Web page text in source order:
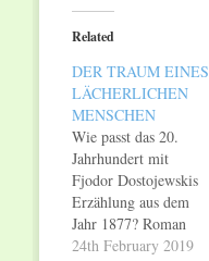
(Opens
in
new
Related
DER TRAUM EINES
LÄCHERLICHEN
MENSCHEN
Wie passt das 20.
Jahrhundert mit
Fjodor Dostojewskis
Erzählung aus dem
Jahr 1877? Roman
Eich präsentiert dem
24th February 2019